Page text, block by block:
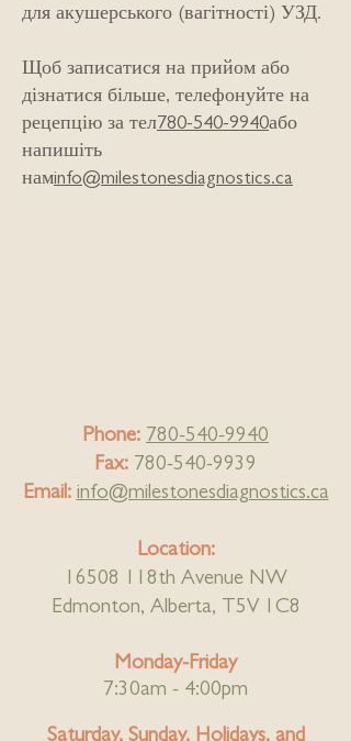
для акушерського (вагітності) УЗД.
Щоб записатися на прийом або
дізнатися більше, телефонуйте на
рецепцію за тел780-540-9940або
напишіть
намinfo@milestonesdiagnostics.ca
Phone: 780-540-9940
Fax: 780-540-9939
Email:info@milestonesdiagnostics.ca
Location:
16508 118th Avenue NW
Edmonton, Alberta, T5V 1C8
Monday-Friday
7:30am - 4:00pm